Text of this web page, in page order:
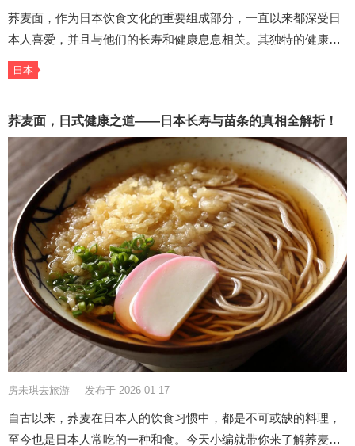
荞麦面，作为日本饮食文化的重要组成部分，一直以来都深受日
本人喜爱，并且与他们的长寿和健康息息相关。其独特的健康…
日本
荞麦面，日式健康之道——日本长寿与苗条的真相全解析！
房未琪去旅游 发布于 2026-01-17
自古以来，荞麦在日本人的饮食习惯中，都是不可或缺的料理，
至今也是日本人常吃的一种和食。今天小编就带你来了解荞麦…